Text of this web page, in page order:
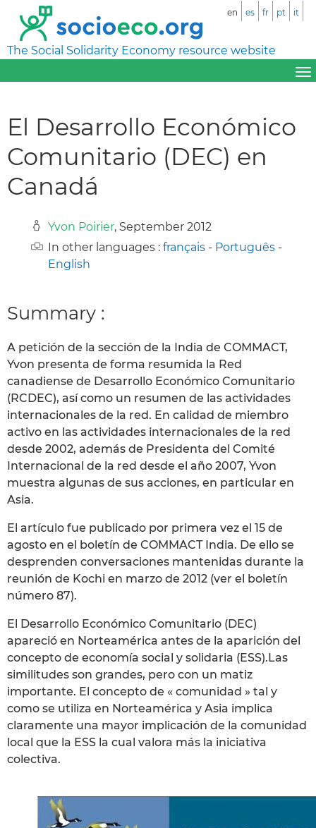
The Social Solidarity Economy resource website
en es fr pt it
El Desarrollo Económico
Comunitario (DEC) en
Canadá
Yvon Poirier, September 2012
In other languages : français - Português -
English
Summary :
A petición de la sección de la India de COMMACT,
Yvon presenta de forma resumida la Red
canadiense de Desarrollo Económico Comunitario
(RCDEC), así como un resumen de las actividades
internacionales de la red. En calidad de miembro
activo en las actividades internacionales de la red
desde 2002, además de Presidenta del Comité
Internacional de la red desde el año 2007, Yvon
muestra algunas de sus acciones, en particular en
Asia.
El artículo fue publicado por primera vez el 15 de
agosto en el boletín de COMMACT India. De ello se
desprenden conversaciones mantenidas durante la
reunión de Kochi en marzo de 2012 (ver el boletín
número 87).
El Desarrollo Económico Comunitario (DEC)
apareció en Norteamérica antes de la aparición del
concepto de economía social y solidaria (ESS).Las
similitudes son grandes, pero con un matiz
importante. El concepto de « comunidad » tal y
como se utiliza en Norteamérica y Asia implica
claramente una mayor implicación de la comunidad
local que la ESS la cual valora más la iniciativa
colectiva.